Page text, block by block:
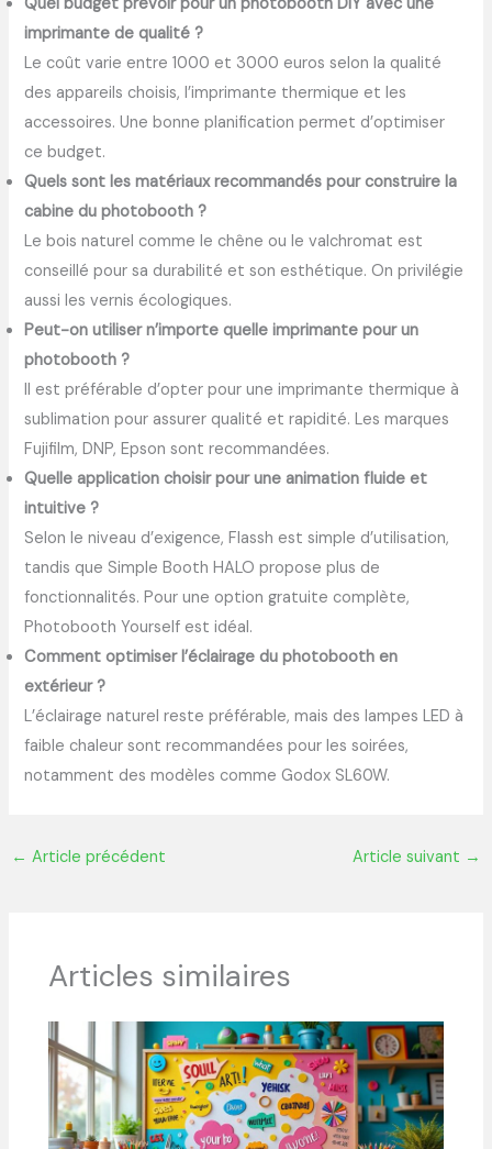
imprimante de qualité ?
Le coût varie entre 1000 et 3000 euros selon la qualité
des appareils choisis, l’imprimante thermique et les
accessoires. Une bonne planification permet d’optimiser
ce budget.
Quels sont les matériaux recommandés pour construire la
cabine du photobooth ?
Le bois naturel comme le chêne ou le valchromat est
conseillé pour sa durabilité et son esthétique. On privilégie
aussi les vernis écologiques.
Peut-on utiliser n’importe quelle imprimante pour un
photobooth ?
Il est préférable d’opter pour une imprimante thermique à
sublimation pour assurer qualité et rapidité. Les marques
Fujifilm, DNP, Epson sont recommandées.
Quelle application choisir pour une animation fluide et
intuitive ?
Selon le niveau d’exigence, Flassh est simple d’utilisation,
tandis que Simple Booth HALO propose plus de
fonctionnalités. Pour une option gratuite complète,
Photobooth Yourself est idéal.
Comment optimiser l’éclairage du photobooth en
extérieur ?
L’éclairage naturel reste préférable, mais des lampes LED à
faible chaleur sont recommandées pour les soirées,
notamment des modèles comme Godox SL60W.
← Article précédent Article suivant →
Articles similaires